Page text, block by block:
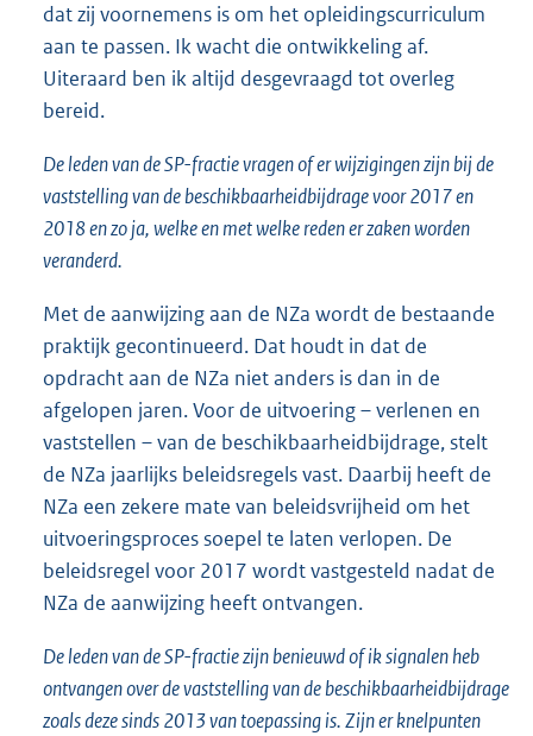
dat zij voornemens is om het opleidingscurriculum
aan te passen. Ik wacht die ontwikkeling af.
Uiteraard ben ik altijd desgevraagd tot overleg
bereid.
De leden van de SP-fractie vragen of er wijzigingen zijn bij de
vaststelling van de beschikbaarheidbijdrage voor 2017 en
2018 en zo ja, welke en met welke reden er zaken worden
veranderd.
Met de aanwijzing aan de NZa wordt de bestaande
praktijk gecontinueerd. Dat houdt in dat de
opdracht aan de NZa niet anders is dan in de
afgelopen jaren. Voor de uitvoering – verlenen en
vaststellen – van de beschikbaarheidbijdrage, stelt
de NZa jaarlijks beleidsregels vast. Daarbij heeft de
NZa een zekere mate van beleidsvrijheid om het
uitvoeringsproces soepel te laten verlopen. De
beleidsregel voor 2017 wordt vastgesteld nadat de
NZa de aanwijzing heeft ontvangen.
De leden van de SP-fractie zijn benieuwd of ik signalen heb
ontvangen over de vaststelling van de beschikbaarheidbijdrage
zoals deze sinds 2013 van toepassing is. Zijn er knelpunten